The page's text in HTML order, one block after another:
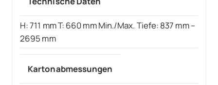
H: 711 mm T: 660 mm Min./Max. Tiefe: 837 mm –
2695 mm
Kartonabmessungen